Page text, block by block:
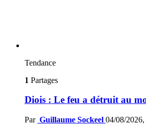
Tendance
1 Partages
Diois : Le feu a détruit au
Par Guillaume Sockeel 04/08/